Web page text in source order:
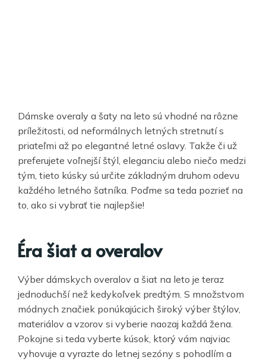
Dámske overaly a šaty na leto sú vhodné na rôzne
príležitosti, od neformálnych letných stretnutí s
priateľmi až po elegantné letné oslavy. Takže či už
preferujete voľnejší štýl, eleganciu alebo niečo medzi
tým, tieto kúsky sú určite základným druhom odevu
každého letného šatníka. Poďme sa teda pozrieť na
to, ako si vybrať tie najlepšie!
Éra šiat a overalov
Výber dámskych overalov a šiat na leto je teraz
jednoduchší než kedykoľvek predtým. S množstvom
módnych značiek ponúkajúcich široký výber štýlov,
materiálov a vzorov si vyberie naozaj každá žena.
Pokojne si teda vyberte kúsok, ktorý vám najviac
vyhovuje a vyrazte do letnej sezóny s pohodlím a